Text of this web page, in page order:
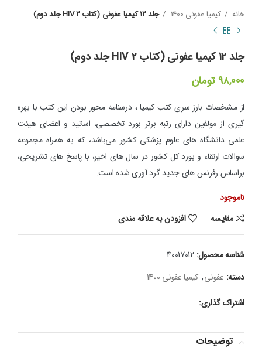
خانه کیمیا عفونی 1400 جلد 12 کیمیا عفونی (کتاب HIV 2 جلد دوم)
جلد 12 کیمیا عفونی (کتاب HIV 2 جلد دوم)
۹۸,۰۰۰ تومان
از مشخصات بارز سری کتب کیمیا ، درسنامه محور بودن این کتب با بهره
گیری از مولفین دارای رتبه برتر بورد تخصصی، اساتید و اعضای هیئت
علمی دانشگاه های علوم پزشکی کشور می‌باشد، که به همراه مجموعه
سوالات ارتقاء و بورد کل کشور در سال های اخیر، با پاسخ های تشریحی،
براساس رفرنس های جدید گرد آوری شده است.
ناموجود
مقایسه
افزودن به علاقه مندی
شناسه محصول:40017012
دسته: عفونی, کیمیا عفونی 1400
اشتراک گذاری:
توضیحات